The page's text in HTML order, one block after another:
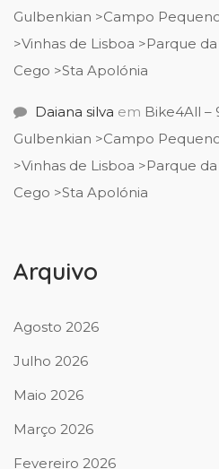
Gulbenkian >Campo
>Vinhas de Lisboa >Parque
Cego >Sta Apolónia
Daiana silva em Bike4All –
Gulbenkian >Campo
>Vinhas de Lisboa >Parque
Cego >Sta Apolónia
Arquivo
Agosto 2026
Julho 2026
Maio 2026
Março 2026
Fevereiro 2026